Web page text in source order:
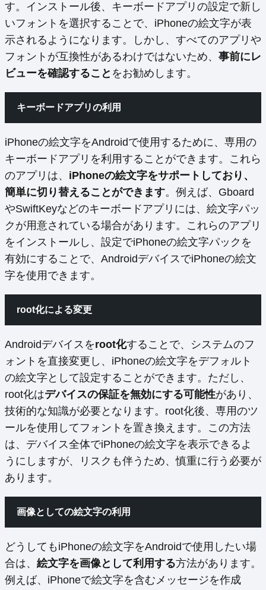
す。インストール後、キーボードアプリの設定で新し
いフォントを選択することで、iPhoneの絵文字が表
示されるようになります。しかし、すべてのアプリや
フォントが互換性があるわけではないため、 事前にレ
ビューを確認すること をお勧めします。
キーボードアプリの利用
iPhoneの絵文字をAndroidで使用するために、専用の
キーボードアプリを利用することができます。これら
のアプリは、 iPhoneの絵文字をサポートしており、
簡単に切り替えることができます。例えば、Gboard
やSwiftKeyなどのキーボードアプリには、絵文字パッ
クが用意されている場合があります。これらのアプリ
をインストールし、設定でiPhoneの絵文字パックを
有効にすることで、AndroidデバイスでiPhoneの絵文
字を使用できます。
root化による変更
Androidデバイスをroot化することで、システムのフ
ォントを直接変更し、iPhoneの絵文字をデフォルト
の絵文字として設定することができます。ただし、
root化はデバイスの保証を無効にする可能性があり、
技術的な知識が必要となります。root化後、専用のツ
ールを使用してフォントを置き換えます。この方法
は、デバイス全体でiPhoneの絵文字を表示できるよ
うにしますが、リスクも伴うため、慎重に行う必要が
あります。
画像としての絵文字の利用
どうしてもiPhoneの絵文字をAndroidで使用したい場
合は、 絵文字を画像として利用する方法があります。
例えば、iPhoneで絵文字を含むメッセージを作成